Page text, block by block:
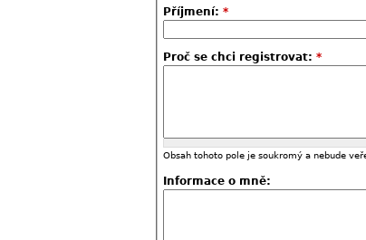
Příjmení: *
Proč se chci registrovat: *
Obsah tohoto pole je soukromý a nebude
Informace o mně: